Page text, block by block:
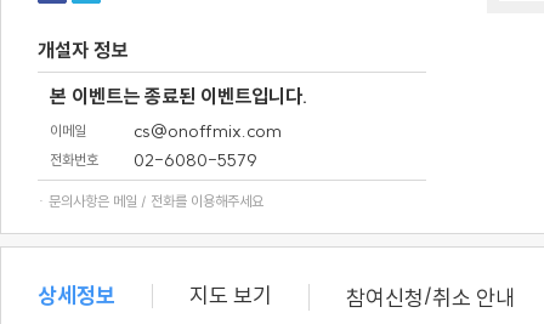
개설자 정보
본 이벤트는 종료된 이벤트입니다.
이메일 cs@onoffmix.com
전화번호 02-6080-5579
· 문의사항은 메일 / 전화를 이용해주세요
상세정보 지도 보기 참여신청/취소 안내